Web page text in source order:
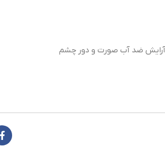
آرایش ضد آب صورت و دور چشم